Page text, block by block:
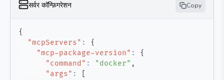
सर्वर कॉन्फ़िगरेशन Copy
{
"mcpServers" :
{
"mcp-package-version" :
{
"command" : "docker" ,
"args" :